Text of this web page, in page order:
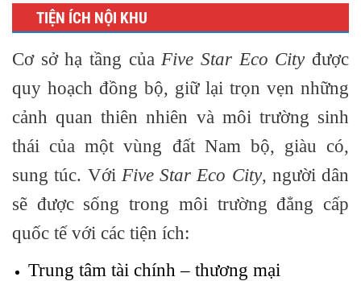
TIỆN ÍCH NỘI KHU
Cơ sở hạ tầng của Five Star Eco Cityđược
quy hoạch đồng bộ, giữ lại trọn vẹn những
cảnh quan thiên nhiên và môi trường sinh
thái của một vùng đất Nam bộ, giàu có,
sung túc. Với Five Star Eco City, người dân
sẽ được sống trong môi trường đẳng cấp
quốc tế với các tiện ích:
Trung tâm tài chính – thương mại